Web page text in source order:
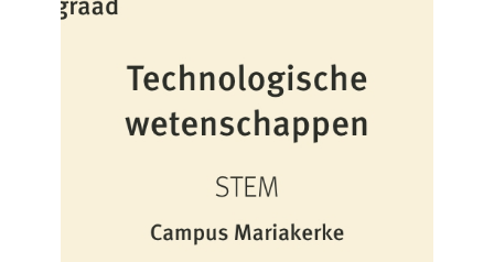
2de graad – 01 –
Technologische
wetenschappen